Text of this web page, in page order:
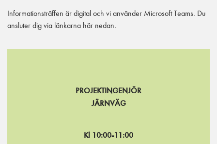
Informationsträffen är digital och vi använder Microsoft Teams. Du
ansluter dig via länkarna här nedan.
PROJEKTINGENJÖR
JÄRNVÄG
Kl 10:00-11:00